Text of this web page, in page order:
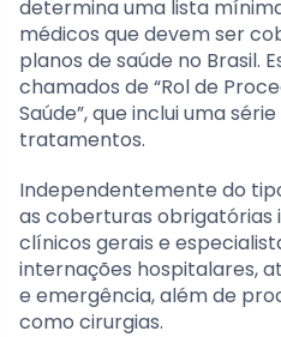
determina uma lista
médicos que devem ser
planos de saúde no Brasil.
chamados de “Rol de
Saúde”, que inclui uma
tratamentos.
Independentemente do
as coberturas obrigatórias
clínicos gerais e
internações hospitalares,
e emergência, além de
como cirurgias.